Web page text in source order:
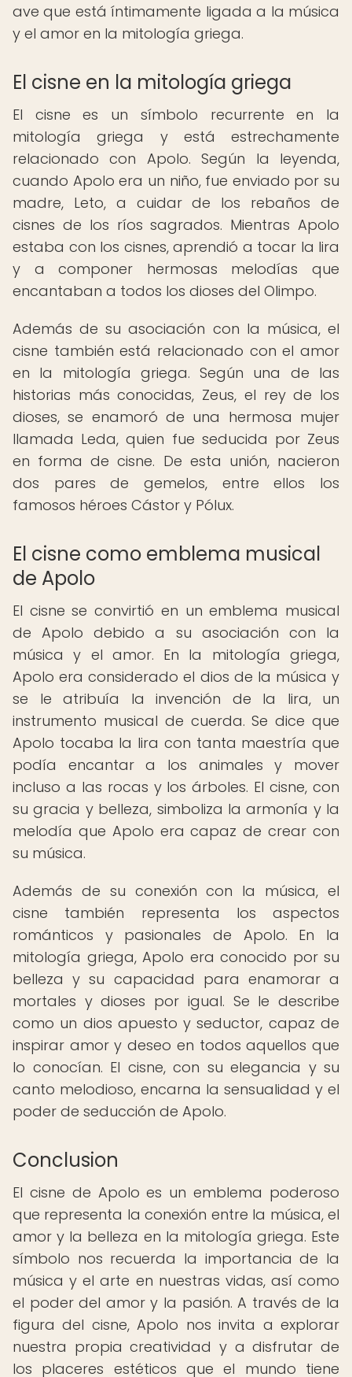
ave que está íntimamente ligada a la música
y el amor en la mitología griega.
El cisne en la mitología griega
El cisne es un símbolo recurrente en la
mitología griega y está estrechamente
relacionado con Apolo. Según la leyenda,
cuando Apolo era un niño, fue enviado por su
madre, Leto, a cuidar de los rebaños de
cisnes de los ríos sagrados. Mientras Apolo
estaba con los cisnes, aprendió a tocar la lira
y a componer hermosas melodías que
encantaban a todos los dioses del Olimpo.
Además de su asociación con la música, el
cisne también está relacionado con el amor
en la mitología griega. Según una de las
historias más conocidas, Zeus, el rey de los
dioses, se enamoró de una hermosa mujer
llamada Leda, quien fue seducida por Zeus
en forma de cisne. De esta unión, nacieron
dos pares de gemelos, entre ellos los
famosos héroes Cástor y Pólux.
El cisne como emblema musical
de Apolo
El cisne se convirtió en un emblema musical
de Apolo debido a su asociación con la
música y el amor. En la mitología griega,
Apolo era considerado el dios de la música y
se le atribuía la invención de la lira, un
instrumento musical de cuerda. Se dice que
Apolo tocaba la lira con tanta maestría que
podía encantar a los animales y mover
incluso a las rocas y los árboles. El cisne, con
su gracia y belleza, simboliza la armonía y la
melodía que Apolo era capaz de crear con
su música.
Además de su conexión con la música, el
cisne también representa los aspectos
románticos y pasionales de Apolo. En la
mitología griega, Apolo era conocido por su
belleza y su capacidad para enamorar a
mortales y dioses por igual. Se le describe
como un dios apuesto y seductor, capaz de
inspirar amor y deseo en todos aquellos que
lo conocían. El cisne, con su elegancia y su
canto melodioso, encarna la sensualidad y el
poder de seducción de Apolo.
Conclusion
El cisne de Apolo es un emblema poderoso
que representa la conexión entre la música, el
amor y la belleza en la mitología griega. Este
símbolo nos recuerda la importancia de la
música y el arte en nuestras vidas, así como
el poder del amor y la pasión. A través de la
figura del cisne, Apolo nos invita a explorar
nuestra propia creatividad y a disfrutar de
los placeres estéticos que el mundo tiene